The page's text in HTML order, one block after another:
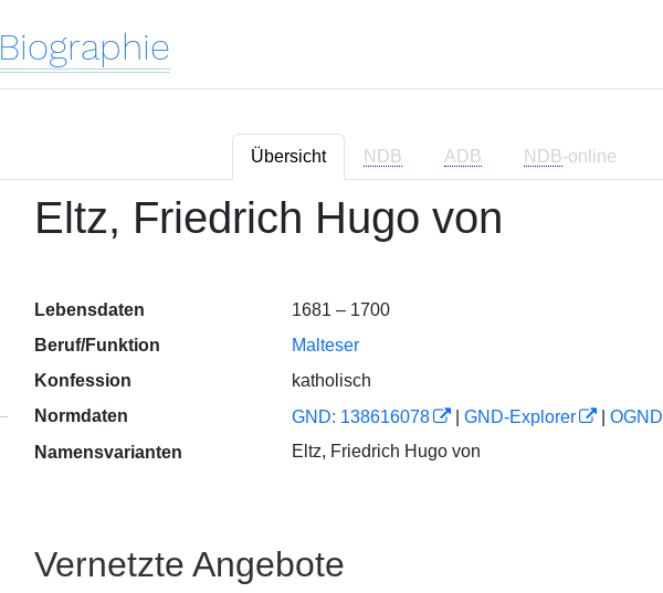
Biographie
Übersicht NDB ADB NDB-online
Eltz, Friedrich Hugo von
Lebensdaten
1681 – 1700
Beruf/Funktion
Malteser
Konfession
katholisch
Normdaten
GND: 138616078 GND-Explorer OGND
Namensvarianten
Eltz, Friedrich Hugo von
Vernetzte Angebote